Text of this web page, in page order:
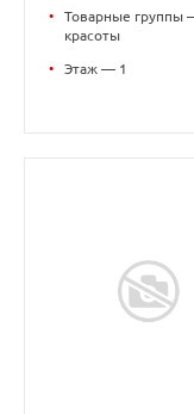
•
Товарные группы
красоты
• Этаж — 1